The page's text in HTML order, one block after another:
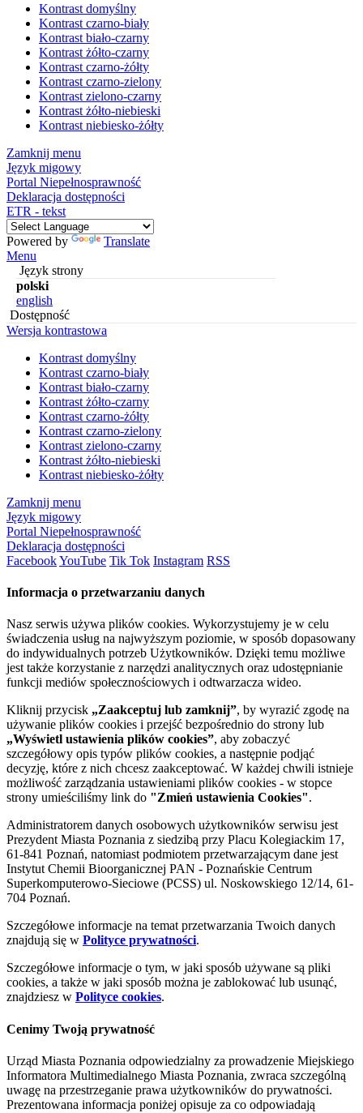
Kontrast domyślny
Kontrast czarno-biały
Kontrast biało-czarny
Kontrast żółto-czarny
Kontrast czarno-żółty
Kontrast czarno-zielony
Kontrast zielono-czarny
Kontrast żółto-niebieski
Kontrast niebiesko-żółty
Zamknij menu
Język migowy
Portal Niepełnosprawność
Deklaracja dostępności
ETR - tekst
Powered by
Translate
Menu
Język strony
polski
english
Dostępność
Wersja kontrastowa
Kontrast domyślny
Kontrast czarno-biały
Kontrast biało-czarny
Kontrast żółto-czarny
Kontrast czarno-żółty
Kontrast czarno-zielony
Kontrast zielono-czarny
Kontrast żółto-niebieski
Kontrast niebiesko-żółty
Zamknij menu
Język migowy
Portal Niepełnosprawność
Deklaracja dostępności
FacebookYouTube Tik Tok Instagram RSS
Informacja o przetwarzaniu danych
Nasz serwis używa plików cookies. Wykorzystujemy je w celu
świadczenia usług na najwyższym poziomie, w sposób dopasowany
do indywidualnych potrzeb Użytkowników. Dzięki temu możliwe
jest także korzystanie z narzędzi analitycznych oraz udostępnianie
funkcji mediów społecznościowych i odtwarzacza wideo.
Kliknij przycisk „Zaakceptuj lub zamknij”, by wyrazić zgodę na
używanie plików cookies i przejść bezpośrednio do strony lub
„Wyświetl ustawienia plików cookies”, aby zobaczyć
szczegółowy opis typów plików cookies, a następnie podjąć
decyzję, które z nich chcesz zaakceptować. W każdej chwili istnieje
możliwość zarządzania ustawieniami plików cookies - w stopce
strony umieściliśmy link do "Zmień ustawienia Cookies".
Administratorem danych osobowych użytkowników serwisu jest
Prezydent Miasta Poznania z siedzibą przy Placu Kolegiackim 17,
61-841 Poznań, natomiast podmiotem przetwarzającym dane jest
Instytut Chemii Bioorganicznej PAN - Poznańskie Centrum
Superkomputerowo-Sieciowe (PCSS) ul. Noskowskiego 12/14, 61-
704 Poznań.
Szczegółowe informacje na temat przetwarzania Twoich danych
znajdują się w Polityce prywatności.
Szczegółowe informacje o tym, w jaki sposób używane są pliki
cookies, a także w jaki sposób można je zablokować lub usunąć,
znajdziesz w Polityce cookies.
Cenimy Twoją prywatność
Urząd Miasta Poznania odpowiedzialny za prowadzenie Miejskiego
Informatora Multimedialnego Miasta Poznania, zwraca szczególną
uwagę na przestrzeganie prawa użytkowników do prywatności.
Prezentowana informacja poniżej opisuje za co odpowiadają